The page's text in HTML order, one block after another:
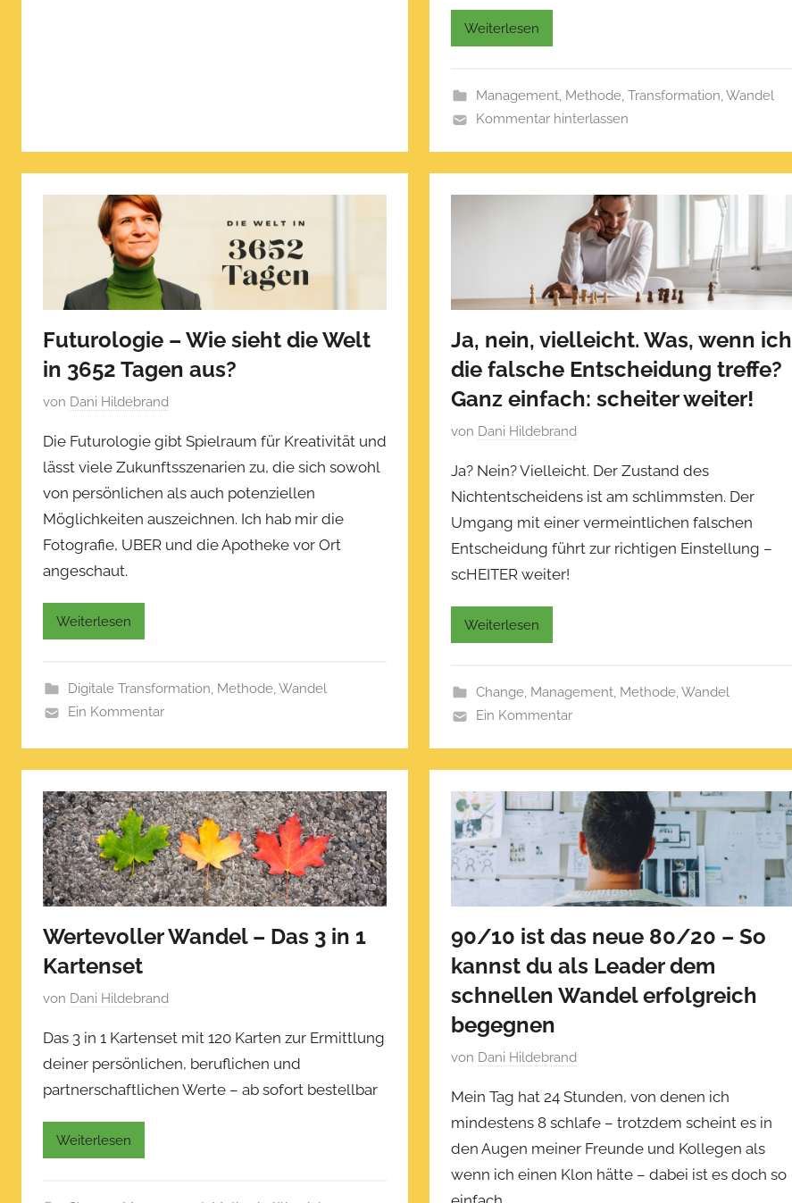
t
o
b
,
2
0
2
3
h
J
a
n
u
a
2
0
2
Weiterlesen
Management, Methode, Transformation,Wandel
Kommentar hinterlassen
Futurologie – Wie sieht die Welt
in 3652 Tagen aus?
V
r
ö
f
f
e
n
h
m
N
o
v
e
m
b
r
2
,
2
0
von Dani Hildebrand
Die Futurologie gibt Spielraum für Kreativität und
lässt viele Zukunftsszenarien zu, die sich sowohl
von persönlichen als auch potenziellen
Möglichkeiten auszeichnen. Ich hab mir die
Fotografie, UBER und die Apotheke vor Ort
angeschaut.
Weiterlesen
Digitale Transformation, Methode,Wandel
Ein Kommentar
Ja, nein, vielleicht. Was, wenn ich
die falsche Entscheidung treffe?
Ganz einfach: scheiter weiter!
V
r
ö
f
f
e
l
c
h
N
o
v
e
e
r
4
2
0
0
von Dani Hildebrand
Ja? Nein? Vielleicht. Der Zustand des
Nichtentscheidens ist am schlimmsten. Der
Umgang mit einer vermeintlichen falschen
Entscheidung führt zur richtigen Einstellung –
scHEITER weiter!
Weiterlesen
Change, Management, Methode,Wandel
Ein Kommentar
Wertevoller Wandel – Das 3 in 1
Kartenset
V
r
ö
f
n
von Dani Hildebrand
Das 3 in 1 Kartenset mit 120 Karten zur Ermittlung
deiner persönlichen, beruflichen und
partnerschaftlichen Werte – ab sofort bestellbar
Weiterlesen
90/10 ist das neue 80/20 – So
kannst du als Leader dem
schnellen Wandel erfolgreich
begegnen
V
r
ö
f
f
e
von Dani Hildebrand
Mein Tag hat 24 Stunden, von denen ich
mindestens 8 schlafe – trotzdem scheint es in
den Augen meiner Freunde und Kollegen als
wenn ich einen Klon hätte – dabei ist es doch so